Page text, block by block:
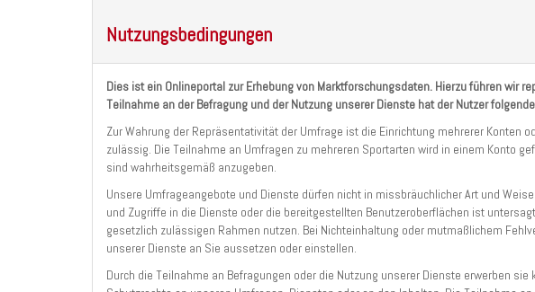
Nutzungsbedingungen
Dies ist ein Onlineportal zur Erhebung von Marktforschungsdaten. Hierzu führen wir
Teilnahme an der Befragung und der Nutzung unserer Dienste hat der Nutzer
Zur Wahrung der Repräsentativität der Umfrage ist die Einrichtung mehrerer Konten
zulässig. Die Teilnahme an Umfragen zu mehreren Sportarten wird in einem Konto
sind wahrheitsgemäß anzugeben.
Unsere Umfrageangebote und Dienste dürfen nicht in missbräuchlicher Art und
und Zugriffe in die Dienste oder die bereitgestellten Benutzeroberflächen ist
gesetzlich zulässigen Rahmen nutzen. Bei Nichteinhaltung oder mutmaßlichem
unserer Dienste an Sie aussetzen oder einstellen.
Durch die Teilnahme an Befragungen oder die Nutzung unserer Dienste erwerben